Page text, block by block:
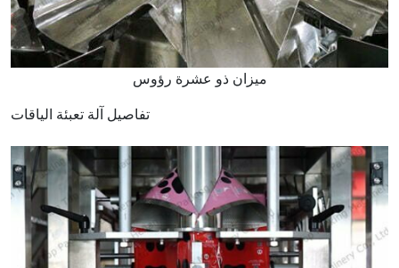
ميزان ذو عشرة رؤوس
تفاصيل آلة تعبئة الياقات